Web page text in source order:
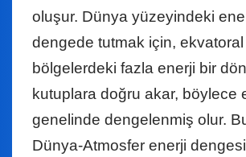
oluşur. Dünya yüzeyindeki
dengede tutmak için, ekvatoral
bölgelerdeki fazla enerji bir
kutuplara doğru akar, böylece
genelinde dengelenmiş olur.
Dünya-Atmosfer enerji